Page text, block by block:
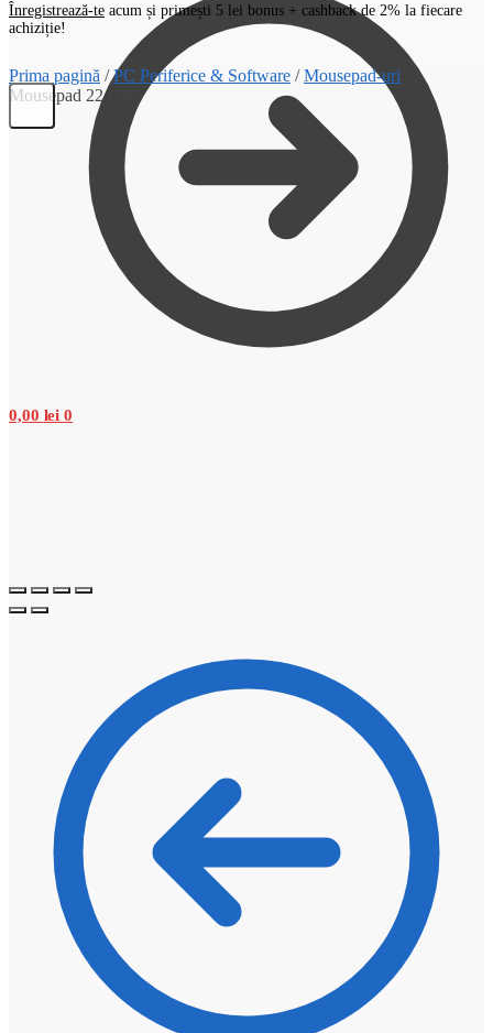
0,00 lei 0
Înregistrează-te acum și primești 5 lei bonus + cashback de 2% la fiecare
achiziție!
Prima pagină /PC Periferice & Software /Mousepad-uri
Mousepad 22 Cm